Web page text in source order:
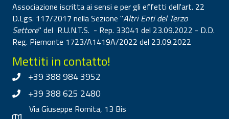
Associazione iscritta ai sensi e per gli effetti dell'art. 22
D.Lgs. 117/2017 nella Sezione "Altri Enti del Terzo
Settore" del R.U.N.T.S. - Rep. 33041 del 23.09.2022 - D.D.
Reg. Piemonte 1723/A1419A/2022 del 23.09.2022
Mettiti in contatto!
+39 388 984 3952
+39 388 625 2480
Via Giuseppe Romita, 13 Bis